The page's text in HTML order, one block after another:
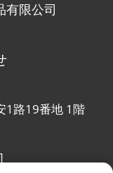
有限公司
1路19番地 1階